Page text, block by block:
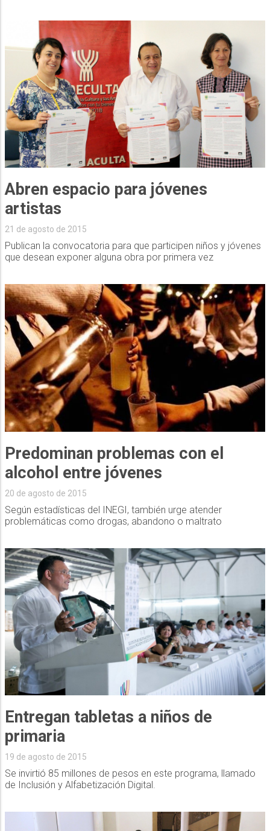
Abren espacio para jóvenes
artistas
21 de agosto de 2015
Publican la convocatoria para que participen niños y jóvenes
que desean exponer alguna obra por primera vez
Predominan problemas con el
alcohol entre jóvenes
20 de agosto de 2015
Según estadísticas del INEGI, también urge atender
problemáticas como drogas, abandono o maltrato
Entregan tabletas a niños de
primaria
19 de agosto de 2015
Se invirtió 85 millones de pesos en este programa, llamado
de Inclusión y Alfabetización Digital.